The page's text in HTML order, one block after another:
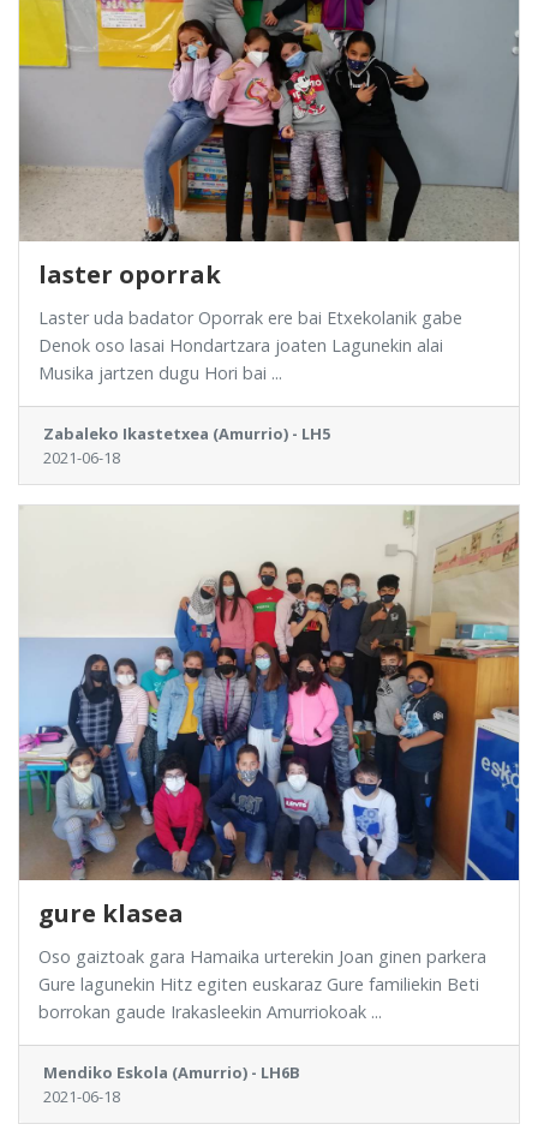
laster oporrak
Laster uda badator Oporrak ere bai Etxekolanik gabe
Denok oso lasai Hondartzara joaten Lagunekin alai
Musika jartzen dugu Hori bai ...
Zabaleko Ikastetxea (Amurrio) - LH5
2021-06-18
gure klasea
Oso gaiztoak gara Hamaika urterekin Joan ginen parkera
Gure lagunekin Hitz egiten euskaraz Gure familiekin Beti
borrokan gaude Irakasleekin Amurriokoak ...
Mendiko Eskola (Amurrio) - LH6B
2021-06-18